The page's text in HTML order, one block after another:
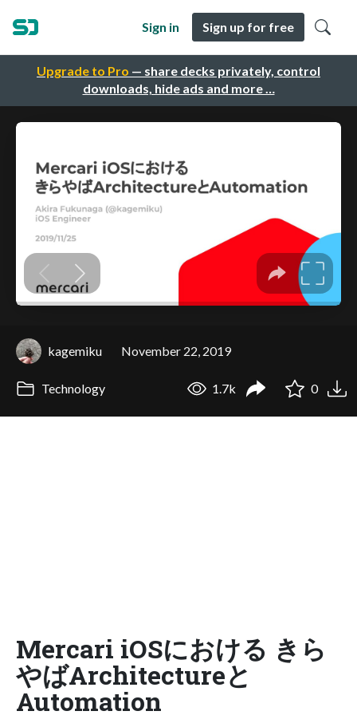
Upgrade to Pro — share decks privately, control
downloads, hide ads and more …
Sign in Sign up for free
kagemiku November 22, 2019
Technology 1.7k 0
Mercari iOSにおける きら
やばArchitectureと
Automation